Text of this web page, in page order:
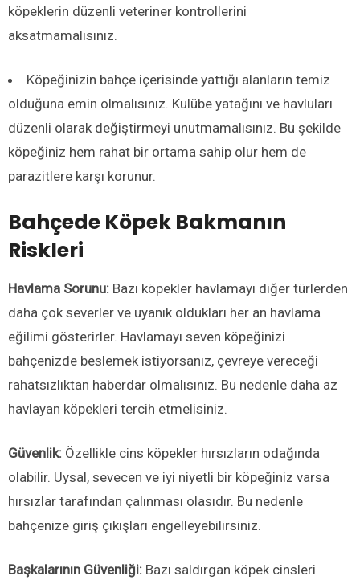
köpeklerin düzenli veteriner kontrollerini
aksatmamalısınız.
Köpeğinizin bahçe içerisinde yattığı alanların temiz
olduğuna emin olmalısınız. Kulübe yatağını ve havluları
düzenli olarak değiştirmeyi unutmamalısınız. Bu şekilde
köpeğiniz hem rahat bir ortama sahip olur hem de
parazitlere karşı korunur.
Bahçede Köpek Bakmanın
Riskleri
Havlama Sorunu: Bazı köpekler havlamayı diğer türlerden
daha çok severler ve uyanık oldukları her an havlama
eğilimi gösterirler. Havlamayı seven köpeğinizi
bahçenizde beslemek istiyorsanız, çevreye vereceği
rahatsızlıktan haberdar olmalısınız. Bu nedenle daha az
havlayan köpekleri tercih etmelisiniz.
Güvenlik: Özellikle cins köpekler hırsızların odağında
olabilir. Uysal, sevecen ve iyi niyetli bir köpeğiniz varsa
hırsızlar tarafından çalınması olasıdır. Bu nedenle
bahçenize giriş çıkışları engelleyebilirsiniz.
Başkalarının Güvenliği: Bazı saldırgan köpek cinsleri